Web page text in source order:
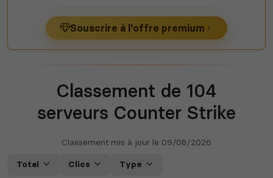
Souscrire à l'offre premium
Classement de 104
serveurs Counter Strike
Classement mis à jour le 09/08/2026
Total Clics Type